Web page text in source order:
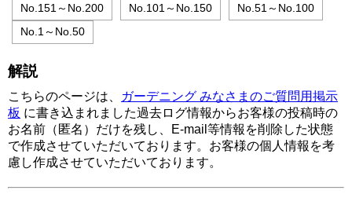
No.151～No.200
No.101～No.150
No.51～No.100
No.1～No.50
解説
こちらのページは、
ガーデニング みなさまのご質問用掲示
板 に書き込まれました過去ログ情報からお客様の投稿時の
お名前（匿名）だけを残し、E-mail等情報を削除した状態
で作成させていただいております。お客様の個人情報を考
慮し作成させていただいております。